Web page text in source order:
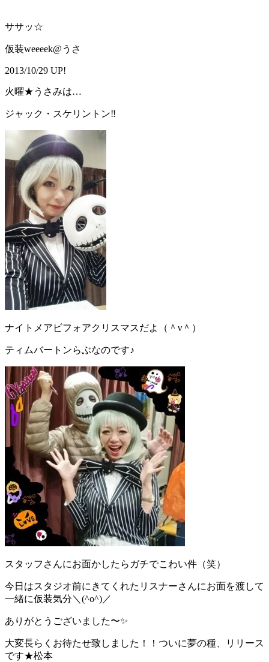
ササッ☆
仮装weeeek@うさ
2013/10/29 UP!
火曜★うさみは…
ジャック・スケリントン‼
ナイトメアビフォアクリスマスだよ（＾ν＾）
ティムバートンらぶなのです♪
スタッフさんにお面かしたらガチでこわい件（笑）
今日はスタジオ前にきてくれたリスナーさんにお面を渡して
一緒に仮装気分＼(^o^)／
ありがとうございました〜✨
大変長らくお待たせ致しました！！ついに夢の種、リリース
です★松本